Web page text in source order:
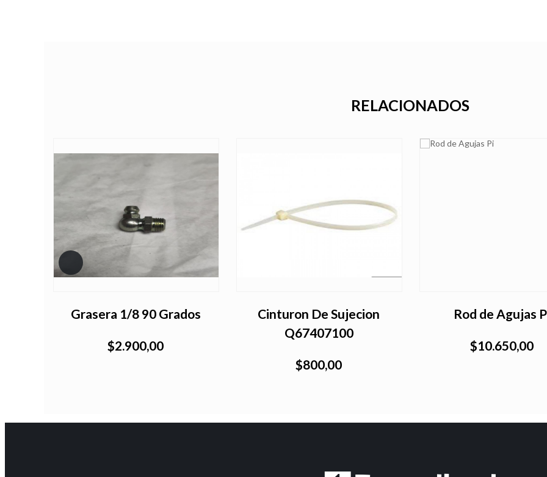
RELACIONADOS
Grasera 1/8 90 Grados
$2.900,00
Cinturon De Sujecion
Q67407100
$800,00
Rod de Agujas
$10.650,00